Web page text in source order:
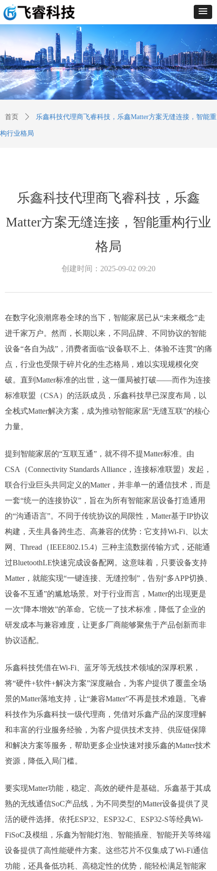
首页 ꄲ 乐鑫科技代理商飞睿科技，乐鑫Matter方案无缝连接，智能重
构行业格局
乐鑫科技代理商飞睿科技，乐鑫
Matter方案无缝连接，智能重构行业
格局
创建时间： 2025-09-02 09:20
在数字化浪潮席卷全球的当下，智能家居已从“未来概念”走
进千家万户。然而，长期以来，不同品牌、不同协议的智能
设备“各自为战”，消费者面临“设备联不上、体验不连贯”的痛
点，行业也受限于碎片化的生态格局，难以实现规模化突
破。直到Matter标准的出世，这一僵局被打破——而作为连接
标准联盟（CSA）的活跃成员，乐鑫科技早已深度布局，以
全栈式Matter解决方案，成为推动智能家居“无缝互联”的核心
力量。​
提到智能家居的“互联互通”，就不得不提Matter标准。由
CSA（Connectivity Standards Alliance，连接标准联盟）发起，
联合行业巨头共同定义的Matter，并非单一的通信技术，而是
一套“统一的连接协议”，旨在为所有智能家居设备打造通用
的“沟通语言”。​不同于传统协议的局限性，Matter基于IP协议
构建，天生具备跨生态、高兼容的优势：它支持Wi-Fi、以太
网、Thread（IEEE802.15.4）三种主流数据传输方式，还能通
过BluetoothLE快速完成设备配网。这意味着，只要设备支持
Matter，就能实现“一键连接、无缝控制”，告别“多APP切换、
设备不互通”的尴尬场景。​对于行业而言，Matter的出现更是
一次“降本增效”的革命。它统一了技术标准，降低了企业的
研发成本与兼容难度，让更多厂商能够聚焦于产品创新而非
协议适配。​
乐鑫科技凭借在Wi-Fi、蓝牙等无线技术领域的深厚积累，
将“硬件+软件+解决方案”深度融合，为客户提供了覆盖全场
景的Matter落地支持，让“兼容Matter”不再是技术难题。​飞睿
科技作为乐鑫科技一级代理商，凭借对乐鑫产品的深度理解
和丰富的行业服务经验，为客户提供技术支持、供应链保障
和解决方案等服务，帮助更多企业快速对接乐鑫的Matter技术
资源，降低入局门槛。​
要实现Matter功能，稳定、高效的硬件是基础。乐鑫基于其成
熟的无线通信SoC产品线，为不同类型的Matter设备提供了灵
活的硬件选择。依托ESP32、ESP32-C、ESP32-S等经典Wi-
FiSoC及模组，乐鑫为智能灯泡、智能插座、智能开关等终端
设备提供了高性能硬件方案。这些芯片不仅集成了Wi-Fi通信
功能，还具备低功耗、高稳定性的优势，能轻松满足智能家